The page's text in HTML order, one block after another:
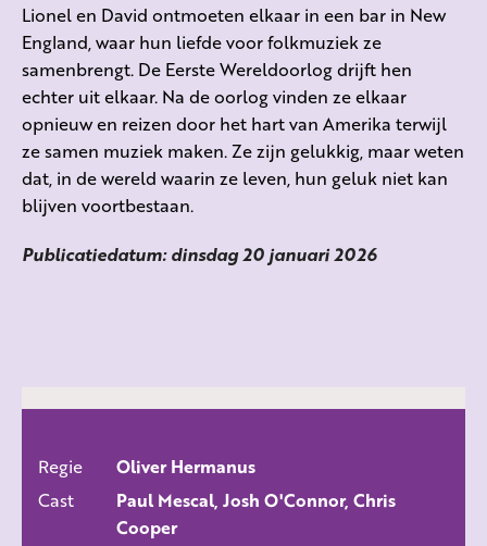
Lionel en David ontmoeten elkaar in een bar in New
England, waar hun liefde voor folkmuziek ze
samenbrengt. De Eerste Wereldoorlog drijft hen
echter uit elkaar. Na de oorlog vinden ze elkaar
opnieuw en reizen door het hart van Amerika terwijl
ze samen muziek maken. Ze zijn gelukkig, maar weten
dat, in de wereld waarin ze leven, hun geluk niet kan
blijven voortbestaan.
Publicatiedatum: dinsdag 20 januari 2026
Regie
Oliver Hermanus
Cast
Paul Mescal, Josh O'Connor, Chris
Cooper